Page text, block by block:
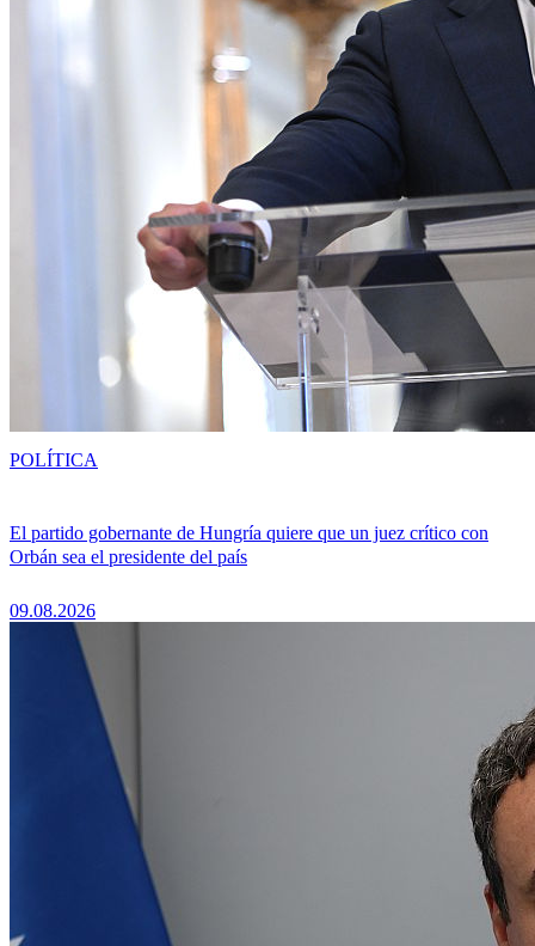
El partido gobernante de Hungría quiere que un juez crítico con
Orbán sea el presidente del país
09.08.2026
POLÍTICA